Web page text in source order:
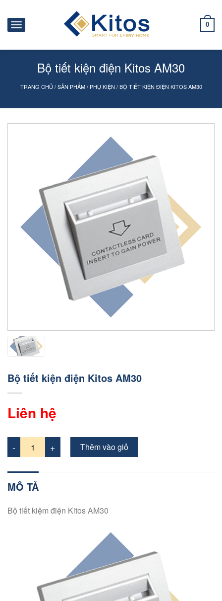
0
Bộ tiết kiện điện Kitos AM30
TRANG CHỦ /SẢN PHẨM/ PHỤ KIỆN /BỘ TIẾT KIỆN ĐIỆN KITOS AM30
Bộ tiết kiện điện Kitos AM30
Liên hệ
Thêm vào giỏ
MÔ TẢ
Bộ tiết kiệm điện Kitos AM30